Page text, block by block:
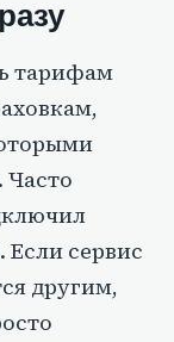
тарифам
Часто
Если сервис
другим,